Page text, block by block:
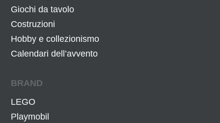
Giochi da tavolo
Costruzioni
Hobby e collezionismo
Calendari dell’avvento
BRAND
LEGO
Playmobil